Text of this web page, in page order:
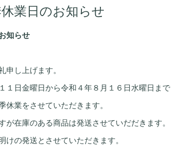
業日のお知らせ
知らせ
申し上げます。
１日金曜日から令和４年８月１６日水曜日まで
休業をさせていただきます。
が在庫のある商品は発送させていだだきます。
けの発送とさせていただきます。